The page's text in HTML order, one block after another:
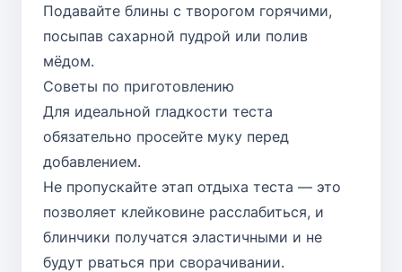
Подавайте блины с творогом горячими,
посыпав сахарной пудрой или полив
мёдом.
Советы по приготовлению
Для идеальной гладкости теста
обязательно просейте муку перед
добавлением.
Не пропускайте этап отдыха теста — это
позволяет клейковине расслабиться, и
блинчики получатся эластичными и не
будут рваться при сворачивании.